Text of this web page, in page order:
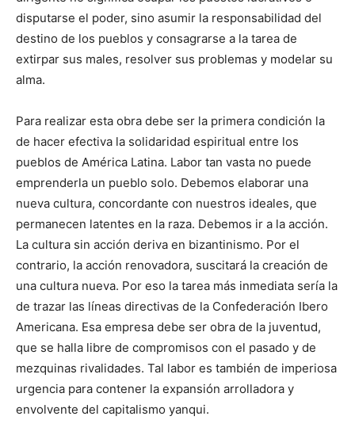
disputarse el poder, sino asumir la responsabilidad del
destino de los pueblos y consagrarse a la tarea de
extirpar sus males, resolver sus problemas y modelar su
alma.
Para realizar esta obra debe ser la primera condición la
de hacer efectiva la solidaridad espiritual entre los
pueblos de América Latina. Labor tan vasta no puede
emprenderla un pueblo solo. Debemos elaborar una
nueva cultura, concordante con nuestros ideales, que
permanecen latentes en la raza. Debemos ir a la acción.
La cultura sin acción deriva en bizantinismo. Por el
contrario, la acción renovadora, suscitará la creación de
una cultura nueva. Por eso la tarea más inmediata sería la
de trazar las líneas directivas de la Confederación Ibero
Americana. Esa empresa debe ser obra de la juventud,
que se halla libre de compromisos con el pasado y de
mezquinas rivalidades. Tal labor es también de imperiosa
urgencia para contener la expansión arrolladora y
envolvente del capitalismo yanqui.